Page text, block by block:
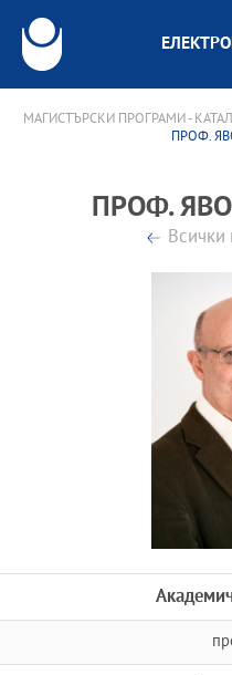
МАГИСТЪРСКИ ПРОГРАМИ -
ПРОФ.
ПРОФ.
Всички